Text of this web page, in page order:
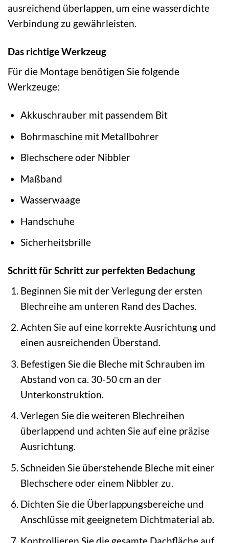
ausreichend überlappen, um eine wasserdichte
Verbindung zu gewährleisten.
Das richtige Werkzeug
Für die Montage benötigen Sie folgende
Werkzeuge:
Akkuschrauber mit passendem Bit
Bohrmaschine mit Metallbohrer
Blechschere oder Nibbler
Maßband
Wasserwaage
Handschuhe
Sicherheitsbrille
Schritt für Schritt zur perfekten Bedachung
Beginnen Sie mit der Verlegung der ersten
Blechreihe am unteren Rand des Daches.
Achten Sie auf eine korrekte Ausrichtung und
einen ausreichenden Überstand.
Befestigen Sie die Bleche mit Schrauben im
Abstand von ca. 30-50 cm an der
Unterkonstruktion.
Verlegen Sie die weiteren Blechreihen
überlappend und achten Sie auf eine präzise
Ausrichtung.
Schneiden Sie überstehende Bleche mit einer
Blechschere oder einem Nibbler zu.
Dichten Sie die Überlappungsbereiche und
Anschlüsse mit geeignetem Dichtmaterial ab.
Kontrollieren Sie die gesamte Dachfläche auf